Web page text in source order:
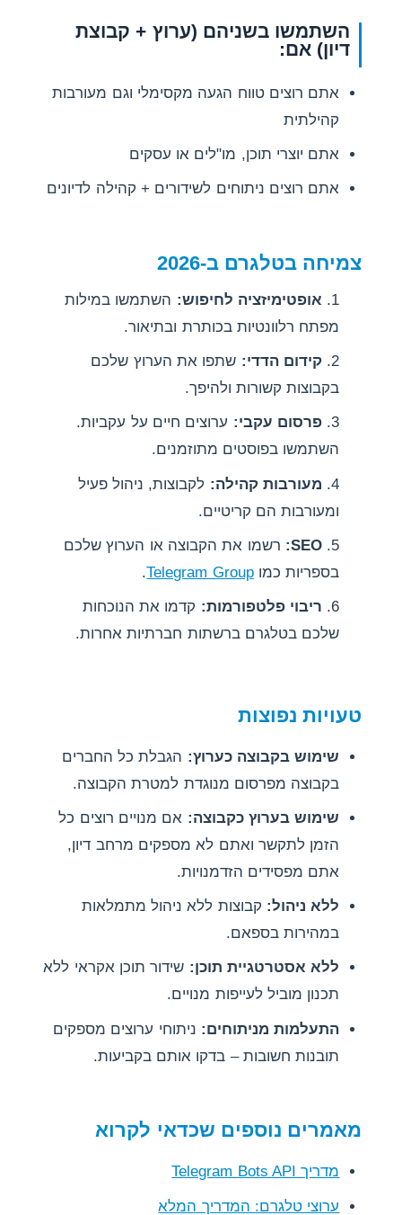
השתמשו בשניהם (ערוץ + קבוצת
דיון) אם:
אתם רוצים טווח הגעה מקסימלי וגם מעורבות
קהילתית
אתם יוצרי תוכן, מו"לים או עסקים
אתם רוצים ניתוחים לשידורים + קהילה לדיונים
צמיחה בטלגרם ב-2026
אופטימיזציה לחיפוש: השתמשו במילות
מפתח רלוונטיות בכותרת ובתיאור.
קידום הדדי: שתפו את הערוץ שלכם
בקבוצות קשורות ולהיפך.
פרסום עקבי: ערוצים חיים על עקביות.
השתמשו בפוסטים מתוזמנים.
מעורבות קהילה: לקבוצות, ניהול פעיל
ומעורבות הם קריטיים.
SEO:
רשמו את הקבוצה או הערוץ שלכם
בספריות כמוTelegram Group
.
ריבוי פלטפורמות: קדמו את הנוכחות
שלכם בטלגרם ברשתות חברתיות אחרות.
טעויות נפוצות
שימוש בקבוצה כערוץ: הגבלת כל החברים
בקבוצה מפרסום מנוגדת למטרת הקבוצה.
שימוש בערוץ כקבוצה: אם מנויים רוצים כל
הזמן לתקשר ואתם לא מספקים מרחב דיון,
אתם מפסידים הזדמנויות.
ללא ניהול: קבוצות ללא ניהול מתמלאות
במהירות בספאם.
ללא אסטרטגיית תוכן: שידור תוכן אקראי ללא
תכנון מוביל לעייפות מנויים.
התעלמות מניתוחים: ניתוחי ערוצים מספקים
תובנות חשובות – בדקו אותם בקביעות.
מאמרים נוספים שכדאי לקרוא
מדריך Telegram Bots API
ערוצי טלגרם: המדריך המלא